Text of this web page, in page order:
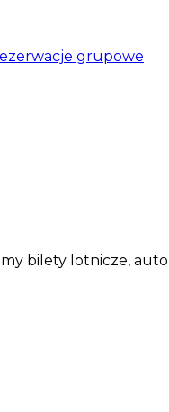
grupowe
bilety lotnicze,